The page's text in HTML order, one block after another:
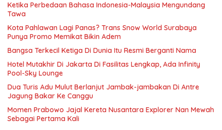
Ketika Perbedaan Bahasa Indonesia-Malaysia Mengundang
Tawa
Kota Pahlawan Lagi Panas? Trans Snow World Surabaya
Punya Promo Memikat Bikin Adem
Bangsa Terkecil Ketiga Di Dunia Itu Resmi Berganti Nama
Hotel Mutakhir Di Jakarta Di Fasilitas Lengkap, Ada Infinity
Pool-Sky Lounge
Dua Turis Adu Mulut Berlanjut Jambak-jambakan Di Antre
Jagung Bakar Ke Canggu
Momen Prabowo Jajal Kereta Nusantara Explorer Nan Mewah
Sebagai Pertama Kali